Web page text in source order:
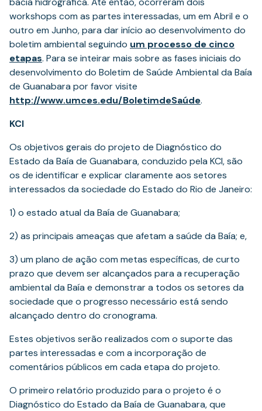
workshops com as partes interessadas, um em Abril e o
outro em Junho, para dar início ao desenvolvimento do
boletim ambiental seguindo um processo de cinco
etapas(opens
in
a
new
. Para se inteirar mais sobre as fases iniciais do
desenvolvimento do Boletim de Saúde Ambiental da Baía
de Guanabara por favor visite
http://www.umces.edu/BoletimdeSaúde.
KCI
Os objetivos gerais do projeto de Diagnóstico do
Estado da Baía de Guanabara, conduzido pela KCI, são
os de identificar e explicar claramente aos setores
interessados da sociedade do Estado do Rio de Janeiro:
1) o estado atual da Baía de Guanabara;
2) as principais ameaças que afetam a saúde da Baía; e,
3) um plano de ação com metas específicas, de curto
prazo que devem ser alcançados para a recuperação
ambiental da Baía e demonstrar a todos os setores da
sociedade que o progresso necessário está sendo
alcançado dentro do cronograma.
Estes objetivos serão realizados com o suporte das
partes interessadas e com a incorporação de
comentários públicos em cada etapa do projeto.
O primeiro relatório produzido para o projeto é o
Diagnóstico do Estado da Baía de Guanabara, que